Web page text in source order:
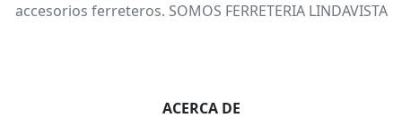
accesorios ferreteros. SOMOS FERRETERIA LINDAVISTA
ACERCA DE